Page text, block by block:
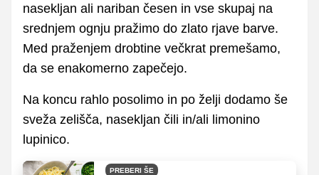
nasekljan ali nariban česen in vse skupaj na
srednjem ognju pražimo do zlato rjave barve.
Med praženjem drobtine večkrat premešamo,
da se enakomerno zapečejo.
Na koncu rahlo posolimo in po želji dodamo še
sveža zelišča, nasekljan čili in/ali limonino
lupinico.
PREBERI ŠE